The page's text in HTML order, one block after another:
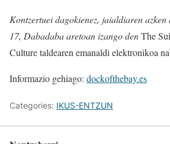
Kontzertuei dagokienez, jaialdiaren azken
17, Dabadaba aretoan izango denThe
Culture taldearen emanaldi elektronikoa
Informazio gehiago: dockofthebay.es
Categories: IKUS-ENTZUN